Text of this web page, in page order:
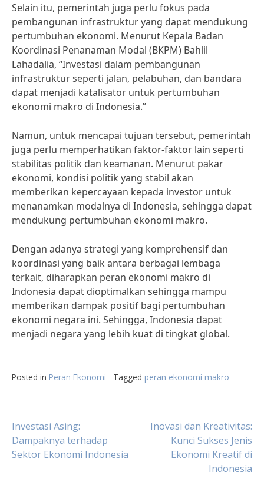
Selain itu, pemerintah juga perlu fokus pada
pembangunan infrastruktur yang dapat mendukung
pertumbuhan ekonomi. Menurut Kepala Badan
Koordinasi Penanaman Modal (BKPM) Bahlil
Lahadalia, “Investasi dalam pembangunan
infrastruktur seperti jalan, pelabuhan, dan bandara
dapat menjadi katalisator untuk pertumbuhan
ekonomi makro di Indonesia.”
Namun, untuk mencapai tujuan tersebut, pemerintah
juga perlu memperhatikan faktor-faktor lain seperti
stabilitas politik dan keamanan. Menurut pakar
ekonomi, kondisi politik yang stabil akan
memberikan kepercayaan kepada investor untuk
menanamkan modalnya di Indonesia, sehingga dapat
mendukung pertumbuhan ekonomi makro.
Dengan adanya strategi yang komprehensif dan
koordinasi yang baik antara berbagai lembaga
terkait, diharapkan peran ekonomi makro di
Indonesia dapat dioptimalkan sehingga mampu
memberikan dampak positif bagi pertumbuhan
ekonomi negara ini. Sehingga, Indonesia dapat
menjadi negara yang lebih kuat di tingkat global.
Posted in Peran Ekonomi Tagged peran ekonomi makro
Post
navigation
Investasi Asing:
Dampaknya terhadap
Sektor Ekonomi Indonesia
Inovasi dan Kreativitas:
Kunci Sukses Jenis
Ekonomi Kreatif di
Indonesia